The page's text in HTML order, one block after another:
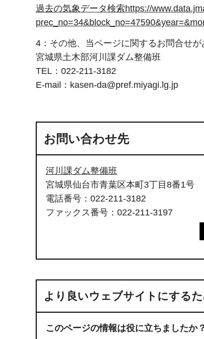
過去の気象データ検索https://
4：その他、当ページに関するお問合せ
宮城県土木部河川課ダム整備班
TEL：022-211-3182
E-mail： kasen-da@pref.miyagi.lg.jp
お問い合わせ先
河川課ダム整備班
宮城県仙台市青葉区本町3丁目8番1号
電話番号：022-211-3182
ファックス番号：022-211-3197
より良いウェブサイトにする
このページの情報は役に立ちましたか？